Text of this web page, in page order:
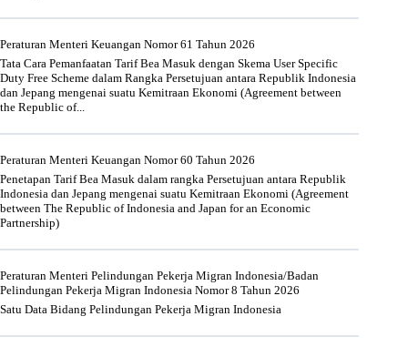
Peraturan Menteri Keuangan Nomor 61 Tahun 2026
Tata Cara Pemanfaatan Tarif Bea Masuk dengan Skema User Specific
Duty Free Scheme dalam Rangka Persetujuan antara Republik Indonesia
dan Jepang mengenai suatu Kemitraan Ekonomi (Agreement between
the Republic of...
Peraturan Menteri Keuangan Nomor 60 Tahun 2026
Penetapan Tarif Bea Masuk dalam rangka Persetujuan antara Republik
Indonesia dan Jepang mengenai suatu Kemitraan Ekonomi (Agreement
between The Republic of Indonesia and Japan for an Economic
Partnership)
Peraturan Menteri Pelindungan Pekerja Migran Indonesia/Badan
Pelindungan Pekerja Migran Indonesia Nomor 8 Tahun 2026
Satu Data Bidang Pelindungan Pekerja Migran Indonesia